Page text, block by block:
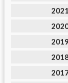
2021
2019